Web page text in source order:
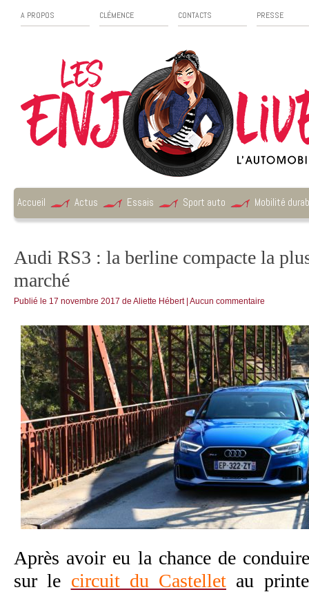
A PROPOS CLÉMENCE CONTACTS PRESSE
Accueil Actus Essais Sport auto Mobilité
Audi RS3 : la berline compacte la
marché
Publié le 17 novembre 2017 de Aliette Hébert| Aucun commentaire
Après avoir eu la chance de
sur le circuit du Castellet au